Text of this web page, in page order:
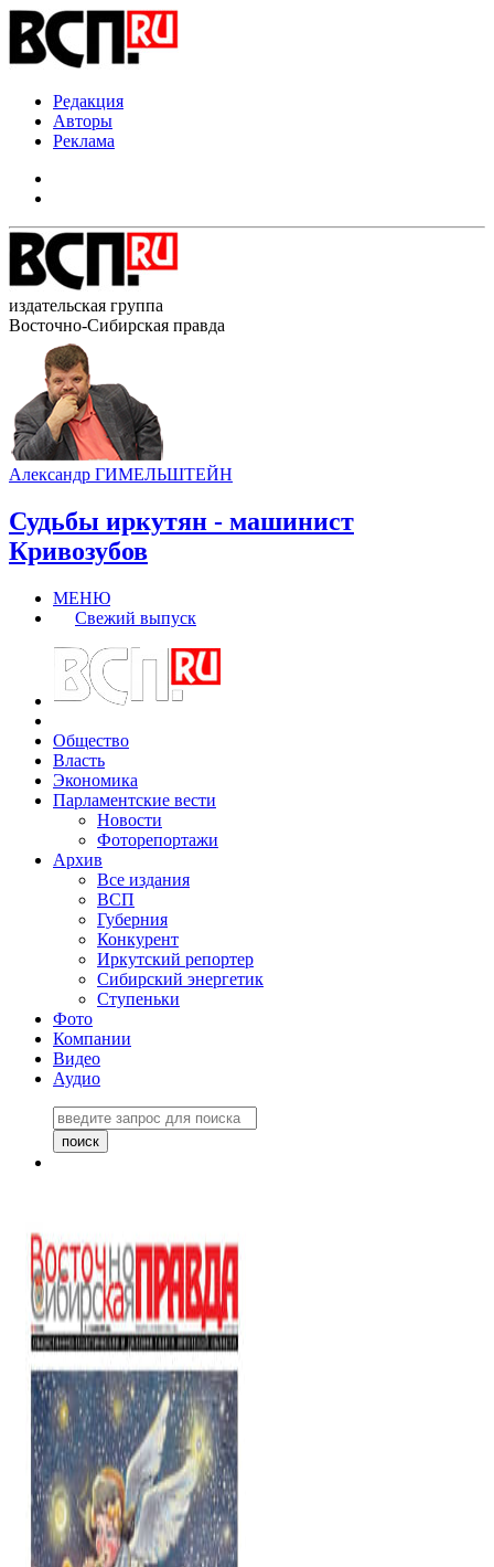
Редакция
Авторы
Реклама
издательская группа
Восточно-Сибирская правда
Александр ГИМЕЛЬШТЕЙН
Судьбы иркутян - машинист
Кривозубов
МЕНЮ
Свежий выпуск
Общество
Власть
Экономика
Парламентские вести
Новости
Фоторепортажи
Архив
Все издания
ВСП
Губерния
Конкурент
Иркутский репортер
Сибирский энергетик
Ступеньки
Фото
Компании
Видео
Аудио